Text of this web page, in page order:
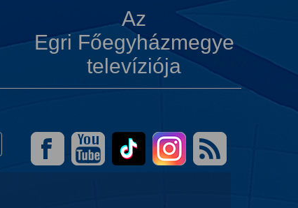
Az
Egri Főegyházmegye
televíziója